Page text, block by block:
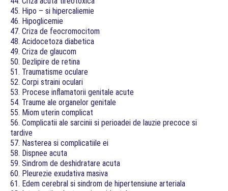
45. Hipo – si hipercaliemie
46. Hipoglicemie
47. Criza de feocromocitom
48. Acidocetoza diabetica
49. Criza de glaucom
50. Dezlipire de retina
51. Traumatisme oculare
52. Corpi straini oculari
53. Procese inflamatorii genitale acute
54. Traume ale organelor genitale
55. Miom uterin complicat
56. Complicatii ale sarcinii si perioadei de lauzie precoce si
tardive
57. Nasterea si complicatiile ei
58. Dispnee acuta
59. Sindrom de deshidratare acuta
60. Pleurezie exudativa masiva
61. Edem cerebral si sindrom de hipertensiune arteriala